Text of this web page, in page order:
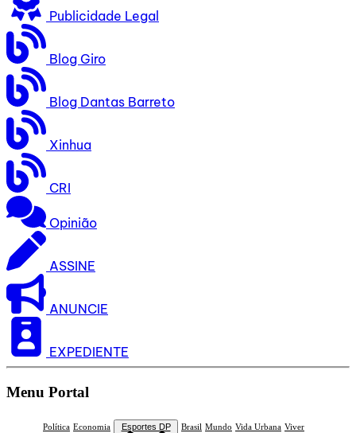
Publicidade Legal
Blog Giro
Blog Dantas Barreto
Xinhua
CRI
Opinião
ASSINE
ANUNCIE
EXPEDIENTE
Menu Portal
Política Economia Esportes DP Brasil Mundo Vida Urbana Viver